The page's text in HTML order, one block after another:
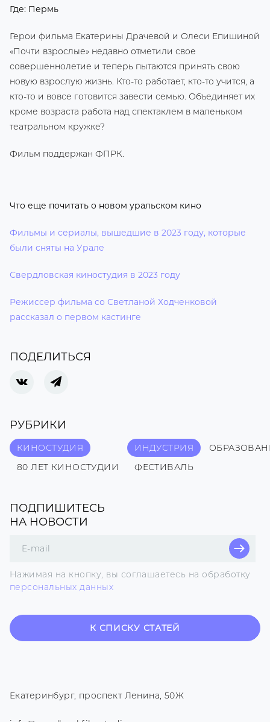
Где: Пермь
Герои фильма Екатерины Драчевой и Олеси Епишиной
«Почти взрослые» недавно отметили свое
совершеннолетие и теперь пытаются принять свою
новую взрослую жизнь. Кто-то работает, кто-то учится, а
кто-то и вовсе готовится завести семью. Объединяет их
кроме возраста работа над спектаклем в маленьком
театральном кружке?
Фильм поддержан ФПРК.
Что еще почитать о новом уральском кино
Фильмы и сериалы, вышедшие в 2023 году, которые
были сняты на Урале
Свердловская киностудия в 2023 году
Режиссер фильма со Светланой Ходченковой
рассказал о первом кастинге
ПОДЕЛИТЬСЯ
РУБРИКИ
КИНОСТУДИЯ ИНДУСТРИЯ
80 ЛЕТ КИНОСТУДИИ
ФЕСТИВАЛЬ
ПОДПИШИТЕСЬ
НА НОВОСТИ
для
mail
Нажимая на кнопку, вы соглашаетесь на обработку
персональных данных
К СПИСКУ СТАТЕЙ
Екатеринбург, проспект Ленина, 50Ж